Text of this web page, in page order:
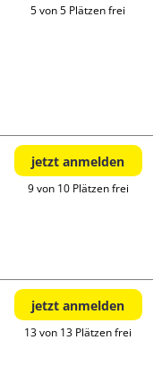
5 von 5 Plätzen frei
jetzt anmelden
9 von 10 Plätzen frei
jetzt anmelden
13 von 13 Plätzen frei